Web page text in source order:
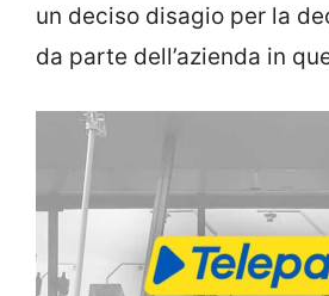
un deciso disagio per la
da parte dell’azienda in